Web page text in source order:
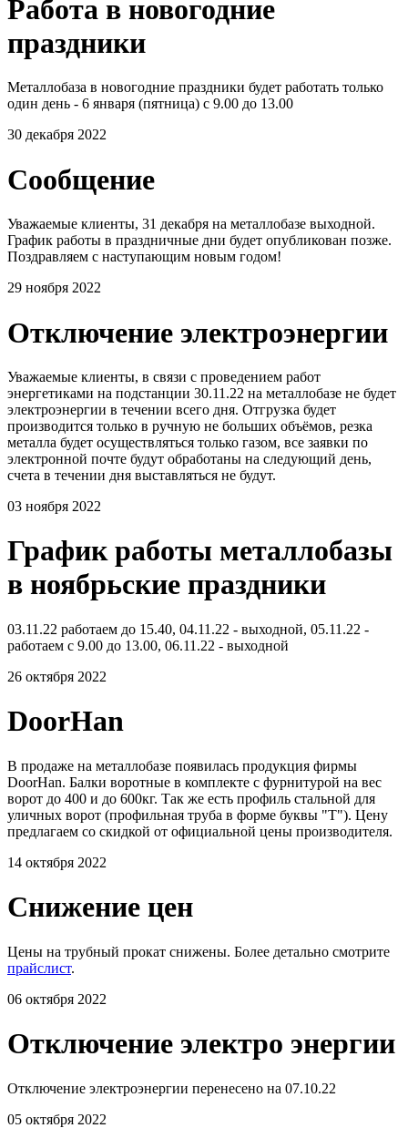
Работа в новогодние
праздники
Металлобаза в новогодние праздники будет работать только
один день - 6 января (пятница) с 9.00 до 13.00
30 декабря 2022
Сообщение
Уважаемые клиенты, 31 декабря на металлобазе выходной.
График работы в праздничные дни будет опубликован позже.
Поздравляем с наступающим новым годом!
29 ноября 2022
Отключение электроэнергии
Уважаемые клиенты, в связи с проведением работ
энергетиками на подстанции 30.11.22 на металлобазе не будет
электроэнергии в течении всего дня. Отгрузка будет
производится только в ручную не больших объёмов, резка
металла будет осуществляться только газом, все заявки по
электронной почте будут обработаны на следующий день,
счета в течении дня выставляться не будут.
03 ноября 2022
График работы металлобазы
в ноябрьские праздники
03.11.22 работаем до 15.40, 04.11.22 - выходной, 05.11.22 -
работаем с 9.00 до 13.00, 06.11.22 - выходной
26 октября 2022
DoorHan
В продаже на металлобазе появилась продукция фирмы
DoorHan. Балки воротные в комплекте с фурнитурой на вес
ворот до 400 и до 600кг. Так же есть профиль стальной для
уличных ворот (профильная труба в форме буквы "Т"). Цену
предлагаем со скидкой от официальной цены производителя.
14 октября 2022
Снижение цен
Цены на трубный прокат снижены. Более детально смотрите
прайслист.
06 октября 2022
Отключение электро энергии
Отключение электроэнергии перенесено на 07.10.22
05 октября 2022